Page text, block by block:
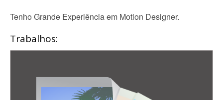
Tenho Grande Experiência em Motion Designer.
Trabalhos: